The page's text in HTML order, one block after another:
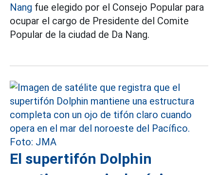
Nang fue elegido por el Consejo Popular para
ocupar el cargo de Presidente del Comite
Popular de la ciudad de Da Nang.
El supertifón Dolphin